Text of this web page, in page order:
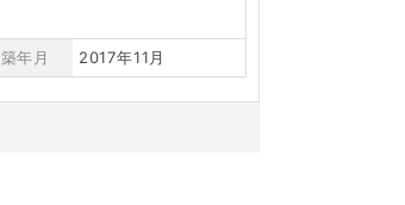
築年月 2017年11月